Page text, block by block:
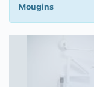
Mougins